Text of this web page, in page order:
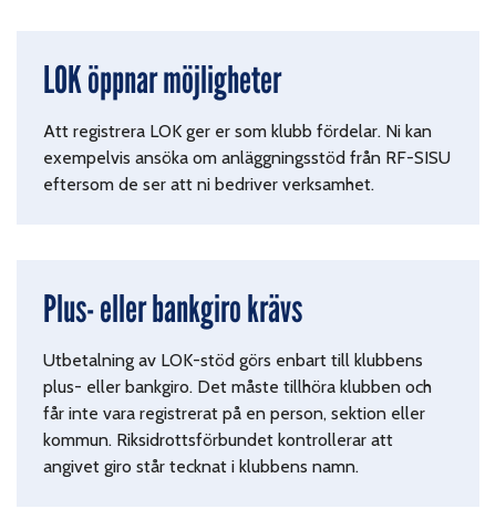
LOK öppnar möjligheter
Att registrera LOK ger er som klubb fördelar. Ni kan
exempelvis ansöka om anläggningsstöd från RF-SISU
eftersom de ser att ni bedriver verksamhet.
Plus- eller bankgiro krävs
Utbetalning av LOK-stöd görs enbart till klubbens
plus- eller bankgiro. Det måste tillhöra klubben och
får inte vara registrerat på en person, sektion eller
kommun. Riksidrottsförbundet kontrollerar att
angivet giro står tecknat i klubbens namn.